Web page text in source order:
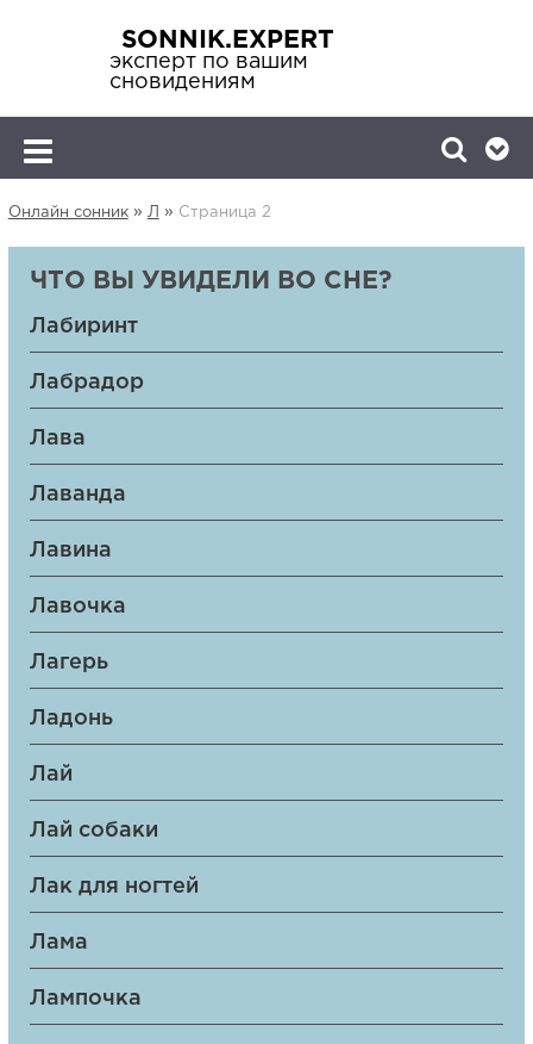
SONNIK.EXPERT
эксперт по вашим
сновидениям
Онлайн сонник» Л » Страница 2
ЧТО ВЫ УВИДЕЛИ ВО СНЕ?
Лабиринт
Лабрадор
Лава
Лаванда
Лавина
Лавочка
Лагерь
Ладонь
Лай
Лай собаки
Лак для ногтей
Лама
Лампочка